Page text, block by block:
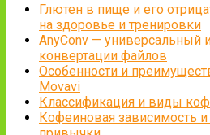
Глютен в пище и его
на здоровье и тренировки
AnyConv — универсальный
конвертации файлов
Особенности и
Movavi
Классификация и виды
Кофеиновая зависимость